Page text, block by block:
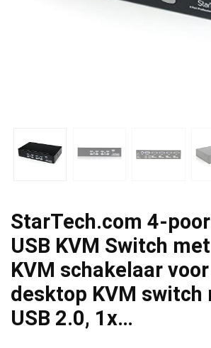
StarTech.com 4-
USB KVM Switch
KVM schakelaar voor
desktop KVM switch
USB 2.0, 1x…